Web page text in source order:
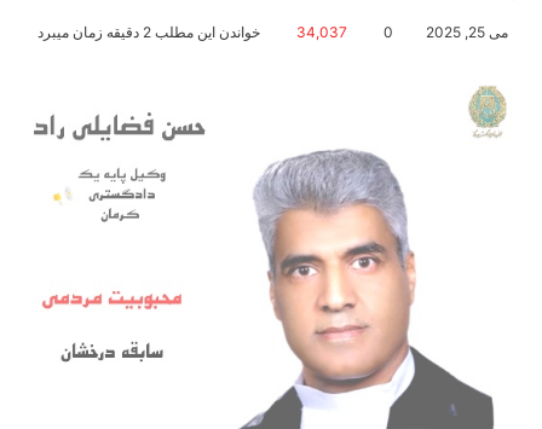
می 25, 2025 0
34,037 خواندن این مطلب 2 دقیقه زمان میبرد